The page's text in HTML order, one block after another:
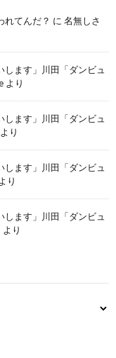
れてんだ？ に 名無しさ
します」川田「ダンビュ
より
します」川田「ダンビュ
より
します」川田「ダンビュ
より
します」川田「ダンビュ
より